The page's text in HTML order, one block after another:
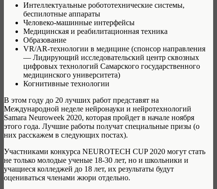
Интеллектуальные робототехнические системы,
беспилотные аппараты
Человеко-машинные интерфейсы
Медицинская и реабилитационная техника
Образование
VR/AR-технологии в медицине (спонсор направления
— Лидирующий исследовательский центр сквозных
цифровых технологий Самарского государственного
медицинского университета)
Когнитивные технологии
В этом году до 20 лучших работ представят на
Международной неделе нейронауки и нейротехнологий
Samara Neuroweek 2020, которая пройдет в начале ноября
этого года. Лучшие работы получат специальные призы (о
них расскажем в следующих постах).
Участниками конкурса NEUROTECH CUP 2020 могут стать
не только молодые ученые 18-30 лет, но и школьники и
учащиеся колледжей до 18 лет, их результаты будут
оцениваться членами жюри отдельно.